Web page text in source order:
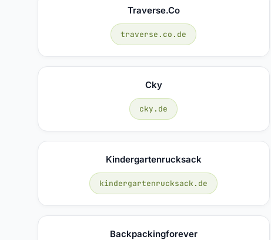
Traverse.co
traverse.co.de
Cky
cky.de
Kindergartenrucksack
kindergartenrucksack.de
Backpackingforever